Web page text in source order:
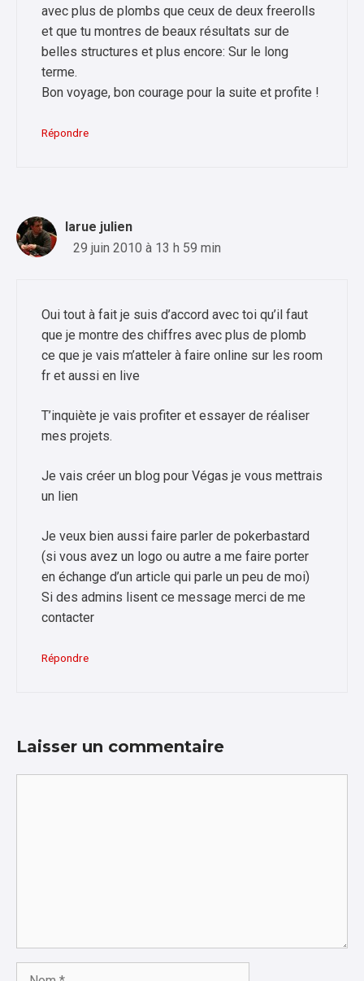
avec plus de plombs que ceux de deux freerolls
et que tu montres de beaux résultats sur de
belles structures et plus encore: Sur le long
terme.
Bon voyage, bon courage pour la suite et profite !
Répondre
larue julien
29 juin 2010 à 13 h 59 min
Oui tout à fait je suis d’accord avec toi qu’il faut
que je montre des chiffres avec plus de plomb
ce que je vais m’atteler à faire online sur les room
fr et aussi en live
T’inquiète je vais profiter et essayer de réaliser
mes projets.
Je vais créer un blog pour Végas je vous mettrais
un lien
Je veux bien aussi faire parler de pokerbastard
(si vous avez un logo ou autre a me faire porter
en échange d’un article qui parle un peu de moi)
Si des admins lisent ce message merci de me
contacter
Répondre
Laisser un commentaire
Nom